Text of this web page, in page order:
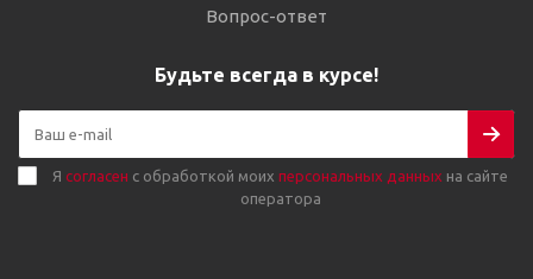
Вопрос-ответ
Будьте всегда в курсе!
Я согласен с обработкой моих персональных данных на сайте
оператора